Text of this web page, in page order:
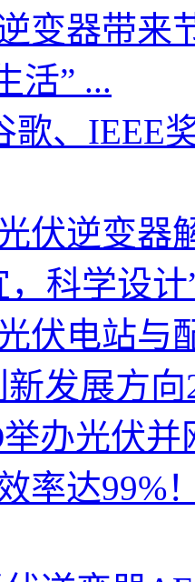
变器带来
活” ...
歌、IEEE
伏逆变器
，科学设
伏电站与
发展方向
办光伏
率达99%